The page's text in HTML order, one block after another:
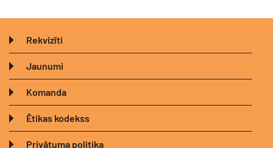
Rekvizīti
Jaunumi
Komanda
Ētikas kodekss
Privātuma politika